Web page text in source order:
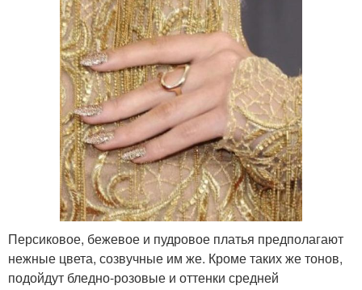
Персиковое, бежевое и пудровое платья предполагают
нежные цвета, созвучные им же. Кроме таких же тонов,
подойдут бледно-розовые и оттенки средней